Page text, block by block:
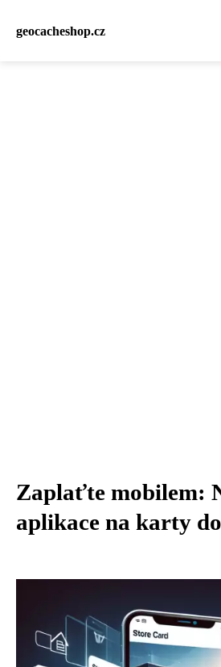
geocacheshop.cz
Zaplaťte mobilem:
aplikace na karty